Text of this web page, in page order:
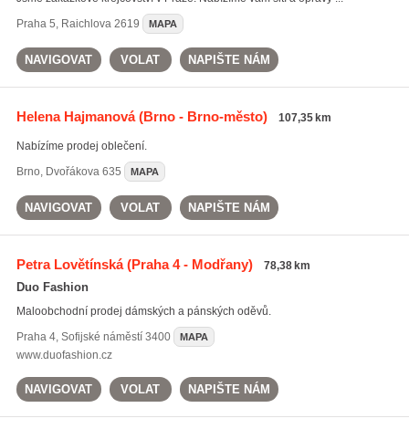
Praha 5, Raichlova 2619 MAPA
NAVIGOVAT VOLAT NAPIŠTE NÁM
Helena Hajmanová(Brno - Brno-město) 107,35 km
Nabízíme prodej oblečení.
Brno, Dvořákova 635 MAPA
NAVIGOVAT VOLAT NAPIŠTE NÁM
Petra Lovětínská(Praha 4 - Modřany) 78,38 km
Duo Fashion
Maloobchodní prodej dámských a pánských oděvů.
Praha 4, Sofijské náměstí 3400 MAPA
www.duofashion.cz
NAVIGOVAT VOLAT NAPIŠTE NÁM